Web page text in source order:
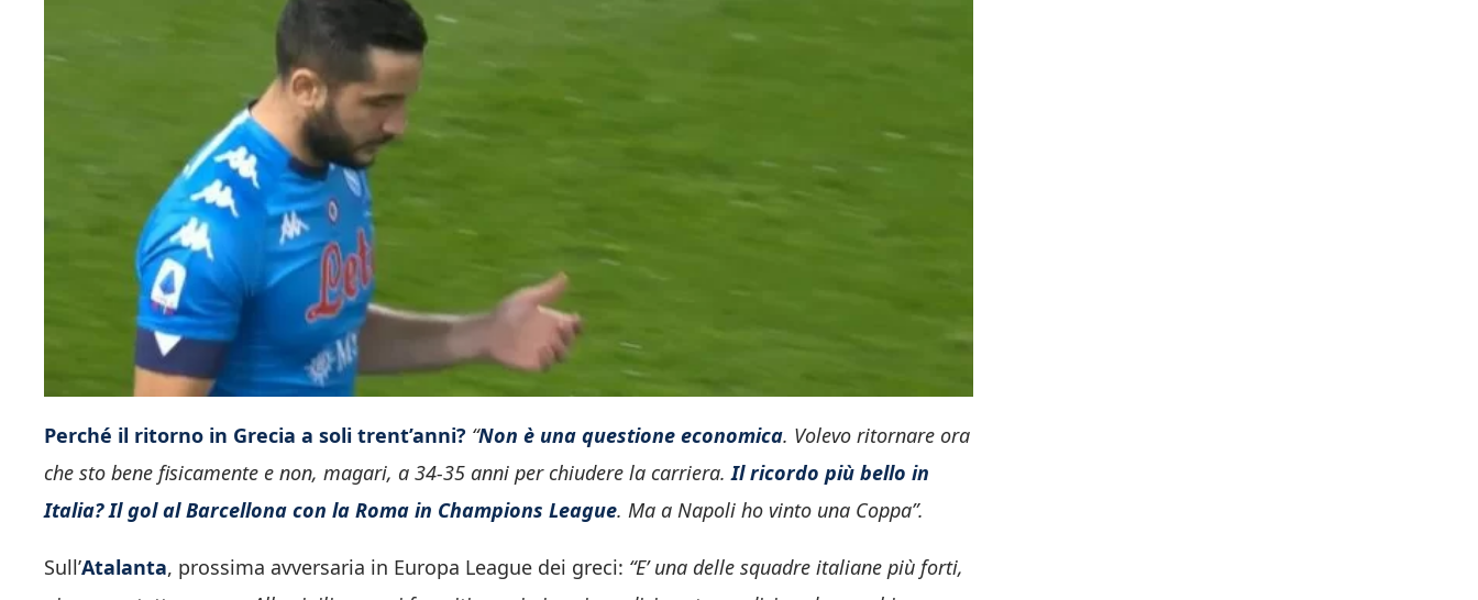
Perché il ritorno in Grecia a soli trent’anni? “Non è una questione economica. Volevo ritornare ora
che sto bene fisicamente e non, magari, a 34-35 anni per chiudere la carriera. Il ricordo più bello in
Italia? Il gol al Barcellona con la Roma in Champions League. Ma a Napoli ho vinto una Coppa”.
Sull’Atalanta, prossima avversaria in Europa League dei greci: “E’ una delle squadre italiane più forti,